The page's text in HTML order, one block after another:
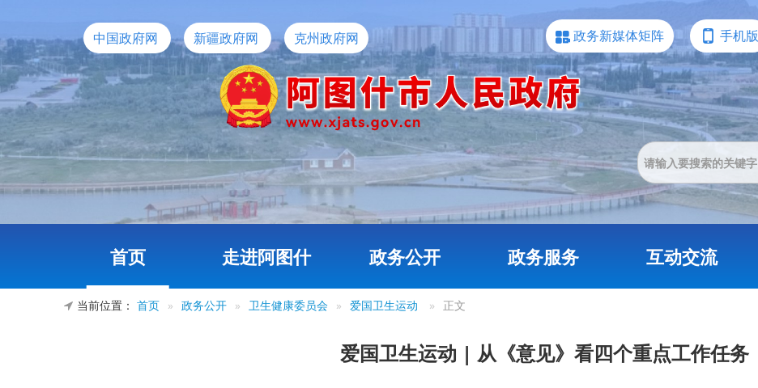
中国政府网 新疆政府网 克州政府网 政务新媒体矩阵 手机版
首页 走进阿图什 政务公开 政务服务 互动交流
当前位置： 首页 » 政务公开 » 卫生健康委员会 » 爱国卫生运动 » 正文
爱国卫生运动 | 从《意见》看四个重点工作任务